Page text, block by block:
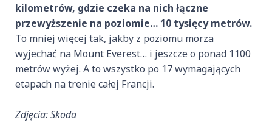
kilometrów, gdzie czeka na nich łączne
przewyższenie na poziomie… 10 tysięcy metrów.
To mniej więcej tak, jakby z poziomu morza
wyjechać na Mount Everest… i jeszcze o ponad 1100
metrów wyżej. A to wszystko po 17 wymagających
etapach na trenie całej Francji.
Zdjęcia: Skoda